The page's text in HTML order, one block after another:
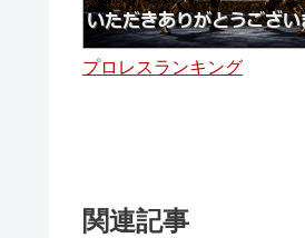
プロレスランキング
関連記事